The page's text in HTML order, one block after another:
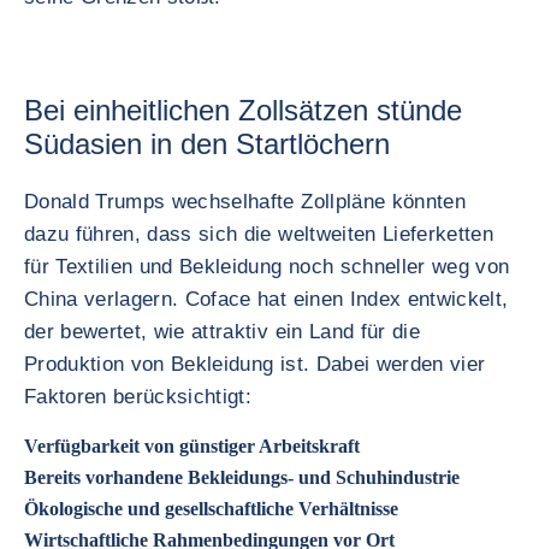
Bei einheitlichen Zollsätzen stünde
Südasien in den Startlöchern
Donald Trumps wechselhafte Zollpläne könnten
dazu führen, dass sich die weltweiten Lieferketten
für Textilien und Bekleidung noch schneller weg von
China verlagern. Coface hat einen Index entwickelt,
der bewertet, wie attraktiv ein Land für die
Produktion von Bekleidung ist. Dabei werden vier
Faktoren berücksichtigt:
Verfügbarkeit von günstiger Arbeitskraft
Bereits vorhandene Bekleidungs- und Schuhindustrie
Ökologische und gesellschaftliche Verhältnisse
Wirtschaftliche Rahmenbedingungen vor Ort